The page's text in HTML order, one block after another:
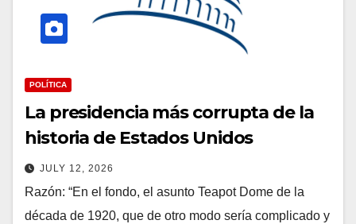
POLÍTICA
La presidencia más corrupta de la
historia de Estados Unidos
JULY 12, 2026
Razón: “En el fondo, el asunto Teapot Dome de la
década de 1920, que de otro modo sería complicado y